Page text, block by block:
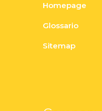
Homepage
Glossario
Sitemap